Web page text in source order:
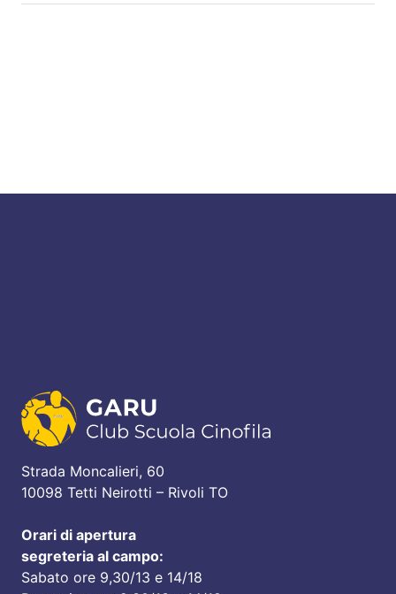
Strada Moncalieri, 60
10098 Tetti Neirotti – Rivoli TO
Orari di apertura
segreteria al campo:
Sabato ore 9,30/13 e 14/18